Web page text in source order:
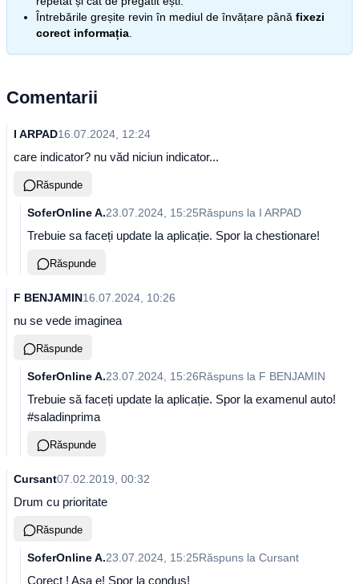
Întrebările greșite revin în mediul de învățare până fixezi
corect informația
Comentarii
I ARPAD16.07.2024, 12:24
care indicator? nu văd niciun indicator...
Răspunde
SoferOnline A.23.07.2024, 15:25Răspuns la I ARPAD
Trebuie sa faceți update la aplicație. Spor la chestionare!
Răspunde
F BENJAMIN16.07.2024, 10:26
nu se vede imaginea
Răspunde
SoferOnline A.23.07.2024, 15:26Răspuns la F BENJAMIN
Trebuie să faceți update la aplicație. Spor la examenul auto!
#saladinprima
Răspunde
Cursant07.02.2019, 00:32
Drum cu prioritate
Răspunde
SoferOnline A.23.07.2024, 15:25Răspuns la Cursant
Corect ! Așa e! Spor la condus!